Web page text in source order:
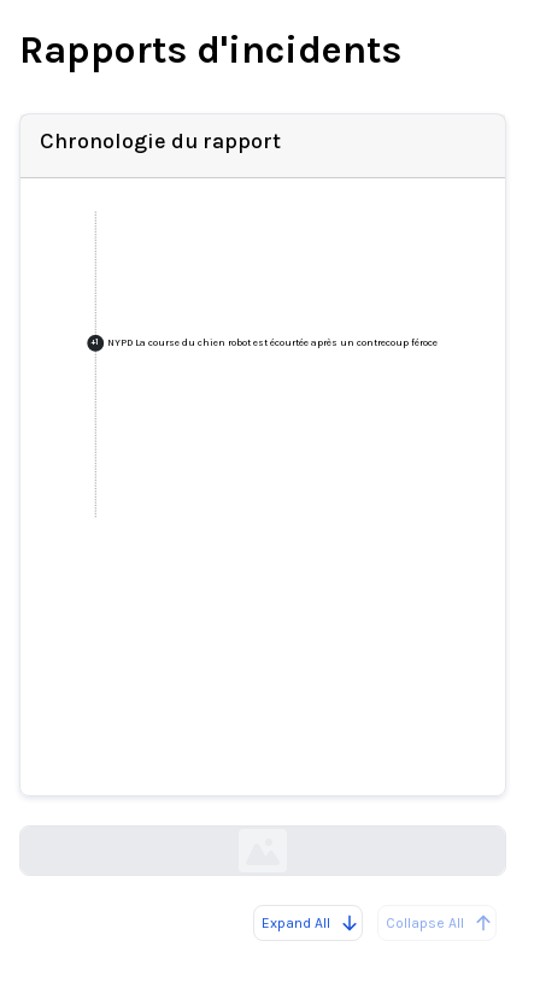
Rapports d'incidents
Chronologie du rapport
+1 NYPD La course du chien robot est écourtée après un contrecoup féroce
Expand All Collapse All